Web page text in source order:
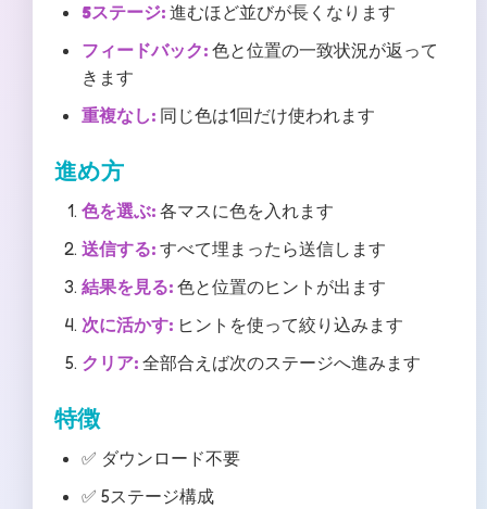
5ステージ: 進むほど並びが長くなります
フィードバック: 色と位置の一致状況が返って
きます
重複なし: 同じ色は1回だけ使われます
進め方
色を選ぶ: 各マスに色を入れます
送信する: すべて埋まったら送信します
結果を見る: 色と位置のヒントが出ます
次に活かす: ヒントを使って絞り込みます
クリア: 全部合えば次のステージへ進みます
特徴
✅ ダウンロード不要
✅ 5ステージ構成